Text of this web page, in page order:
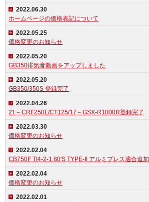
2022.06.30
ホームページの価格表記について
2022.05.25
価格変更のお知らせ
2022.05.20
GB350排気音動画をアップしました
2022.05.20
GB350/350S 登録完了
2022.04.26
21～CRF250L/CT125/17～GSX-R1000R登録完了
2022.03.30
価格変更のお知らせ
2022.02.04
CB750F TI4-2-1 80'S TYPE-II アルミプレス適合追加
2022.02.04
価格変更のお知らせ
2022.02.01